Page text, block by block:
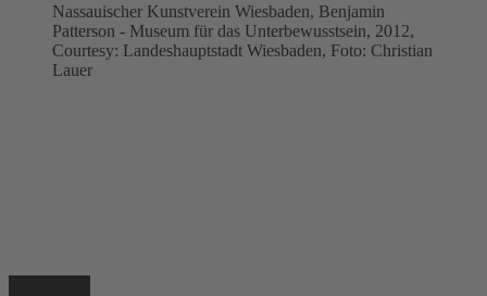
Nassauischer Kunstverein Wiesbaden, Benjamin
Patterson - Museum für das Unterbewusstsein, 2012,
Courtesy: Landeshauptstadt Wiesbaden, Foto: Christian
Lauer